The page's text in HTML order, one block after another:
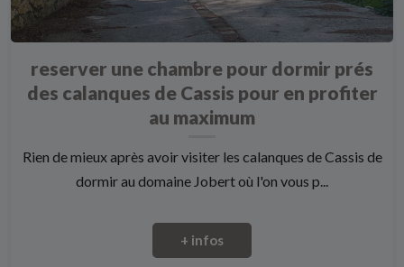
reserver une chambre pour dormir prés
des calanques de Cassis pour en profiter
au maximum
Rien de mieux après avoir visiter les calanques de Cassis de
dormir au domaine Jobert où l'on vous p...
+ infos